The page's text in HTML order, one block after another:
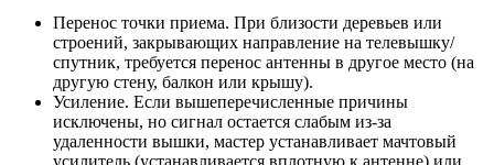
Перенос точки приема. При близости деревьев или
строений, закрывающих направление на телевышку/
спутник, требуется перенос антенны в другое место (на
другую стену, балкон или крышу).
Усиление. Если вышеперечисленные причины
исключены, но сигнал остается слабым из-за
удаленности вышки, мастер устанавливает мачтовый
усилитель (устанавливается вплотную к антенне) или